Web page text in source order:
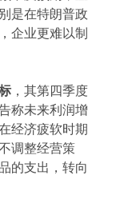
是在特朗普政
企业更难以制
，其第四季度
称未来利润增
经济疲软时期
调整经营策
的支出，转向